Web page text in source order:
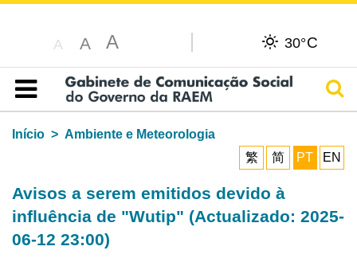
A A A 30°C
Índice
Início
Ambiente e Meteorologia
繁
简 PT EN
Avisos a serem emitidos devido à
influência de "Wutip" (Actualizado: 2025-
06-12 23:00)